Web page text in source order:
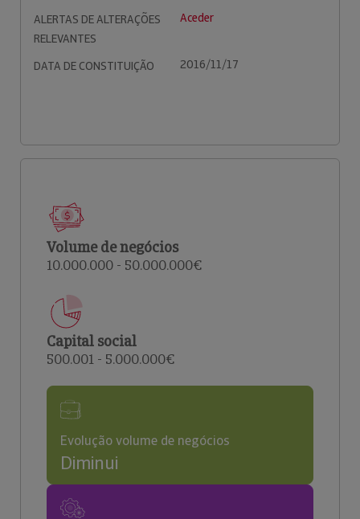
ALERTAS DE ALTERAÇÕES
RELEVANTES
Aceder
DATA DE CONSTITUIÇÃO 2016/11/17
Volume de negócios
10.000.000 - 50.000.000€
Capital social
500.001 - 5.000.000€
Evolução volume de negócios
Diminui